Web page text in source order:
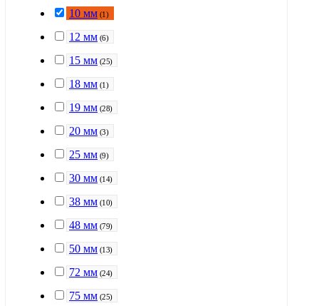
10 мм (1 )
12 мм (6)
15 мм (25)
18 мм (1 )
19 мм (28)
20 мм (3)
25 мм (9)
30 мм (14)
38 мм (10)
48 мм (79)
50 мм (13)
72 мм (24)
75 мм (25)